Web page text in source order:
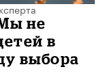
не
в
выбора